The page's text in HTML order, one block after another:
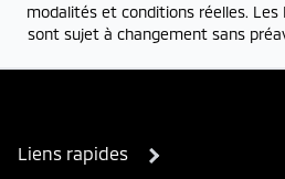
modalités et conditions réelles. Les
sont sujet à changement sans
Liens rapides